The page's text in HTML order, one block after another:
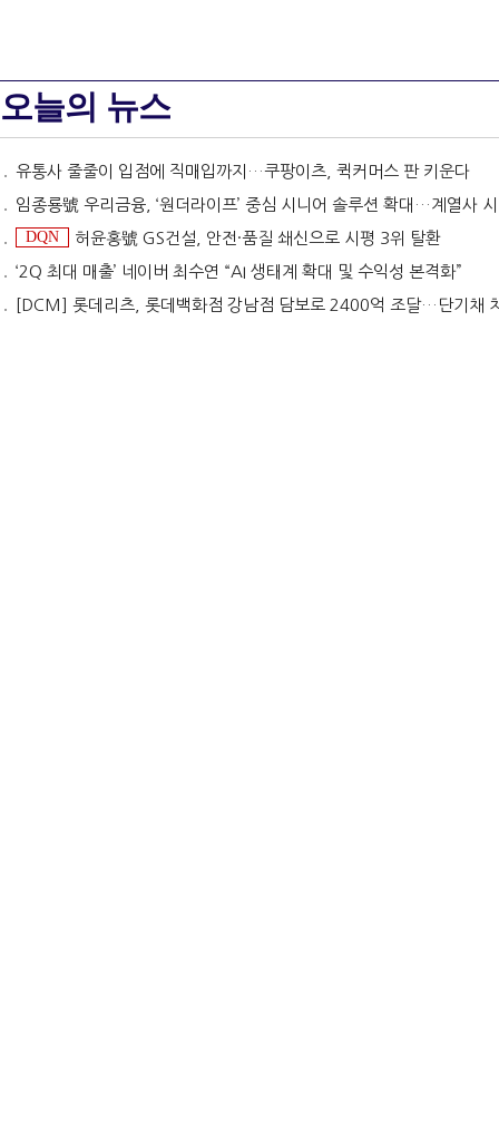
오늘의 뉴스
유통사 줄줄이 입점에 직매입까지…쿠팡이츠, 퀵커머스 판 키운다
임종룡號 우리금융, ‘원더라이프’ 중심 시니어 솔루션 확대…계열사 시너지 '관건' [금융 시니어 비즈니
DQN
허윤홍號 GS건설, 안전·품질 쇄신으로 시평 3위 탈환
‘2Q 최대 매출’ 네이버 최수연 “AI 생태계 확대 및 수익성 본격화”
[DCM] 롯데리츠, 롯데백화점 강남점 담보로 2400억 조달…단기채